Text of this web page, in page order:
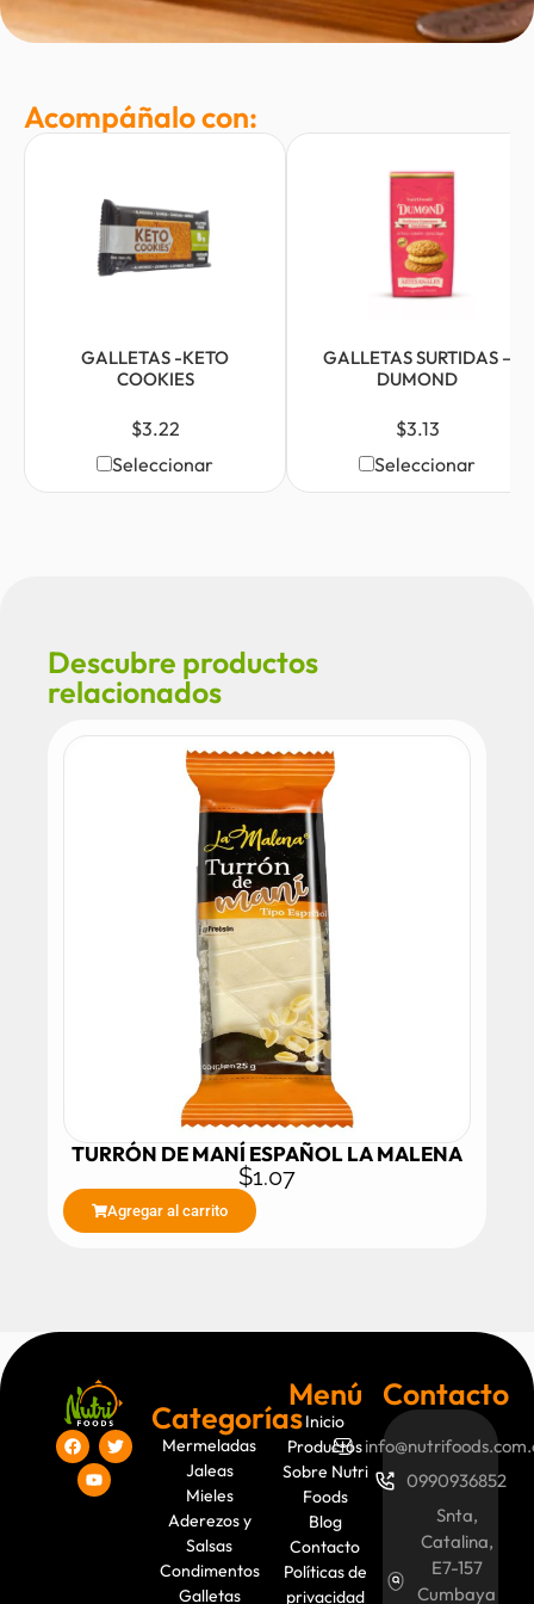
Acompáñalo con:
GALLETAS -KETO
COOKIES
$3.22
Seleccionar
GALLETAS SURTIDAS –
DUMOND
$3.13
Seleccionar
Descubre productos
relacionados
TURRÓN DE MANÍ ESPAÑOL LA MALENA
$1.07
Agregar al carrito
Categorías
Mermeladas
Jaleas
Mieles
Aderezos y
Salsas
Condimentos
Galletas
Menú
Inicio
Productos
Sobre Nutri
Foods
Blog
Contacto
Políticas de
privacidad
Contacto
0990936852
Snta,
Catalina,
E7-157
Cumbaya